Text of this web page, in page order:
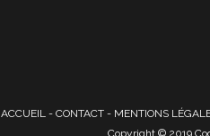
ACCUEIL - CONTACT- MENTIONS
Copyright © 2019